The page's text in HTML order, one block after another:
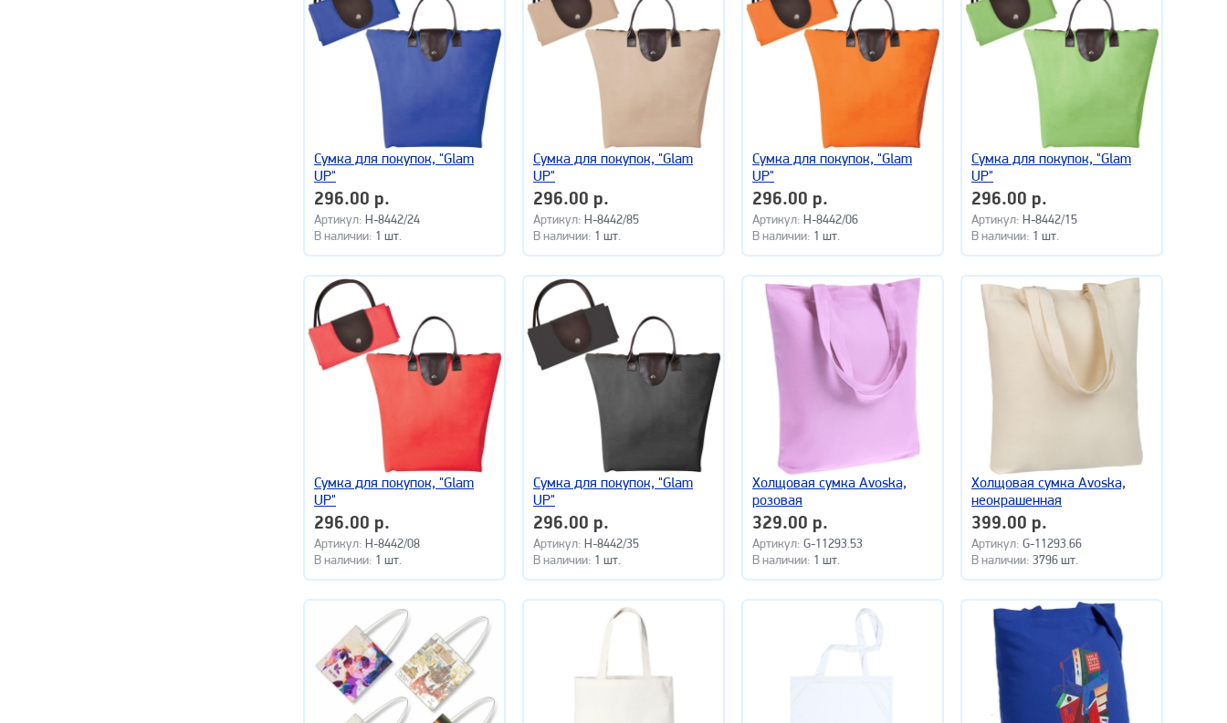
Сумка для покупок, "Glam
UP"
296.00 р.
Артикул: H-8442/24
В наличии: 1 шт.
Сумка для покупок, "Glam
UP"
296.00 р.
Артикул:H-8442/85
В наличии: 1 шт.
Сумка для покупок, "Glam
UP"
296.00 р.
Артикул:H-8442/06
В наличии: 1 шт.
Сумка для покупок, "Glam
UP"
296.00 р.
Артикул:H-8442/15
В наличии: 1 шт.
Сумка для покупок, "Glam
UP"
296.00 р.
Артикул: H-8442/08
В наличии: 1 шт.
Сумка для покупок, "Glam
UP"
296.00 р.
Артикул:H-8442/35
В наличии: 1 шт.
Холщовая сумка Avoska,
розовая
329.00 р.
Артикул:G-11293.53
В наличии: 1 шт.
Холщовая сумка Avoska,
неокрашенная
399.00 р.
Артикул:G-11293.66
В наличии:3796 шт.